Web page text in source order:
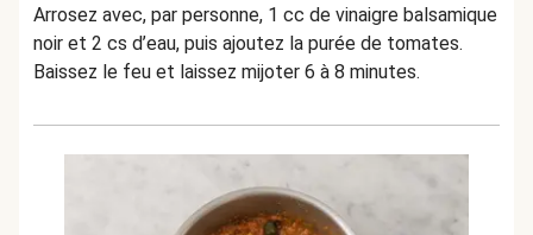
Arrosez avec, par personne, 1 cc de vinaigre balsamique
noir et 2 cs d’eau, puis ajoutez la purée de tomates.
Baissez le feu et laissez mijoter 6 à 8 minutes.